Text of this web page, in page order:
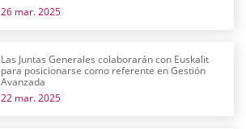
26 mar. 2025
Las Juntas Generales colaborarán con Euskalit
para posicionarse como referente en Gestión
Avanzada
22 mar. 2025